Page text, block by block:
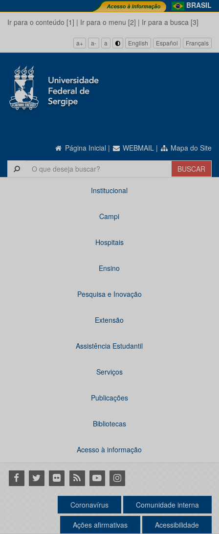
BRASIL
Ir para o conteúdo [1] | Ir para o menu [2] | Ir para a busca [3]
a+ a- a English Español Français
Página Inicial | WEBMAIL | Mapa do Site
Institucional
Campi
Hospitais
Ensino
Pesquisa e Inovação
Extensão
Assistência Estudantil
Serviços
Publicações
Bibliotecas
Acesso à informação
Facebook
Twitter Flickr RSS YoutubeInstagram
Coronavírus Comunidade interna
Ações afirmativas Acessibilidade